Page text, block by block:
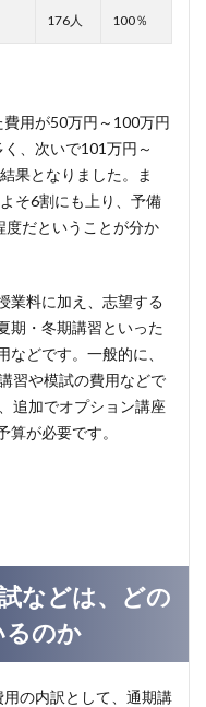
176人 100％
用が50万円～100万円
、次いで101万円～
果となりました。ま
そ6割にも上り、予備
だということが分か
業料に加え、志望する
期・冬期講習といった
どです。一般的に、
習や模試の費用などで
追加でオプション講座
が必要です。
などは、どの
るのか
の内訳として、通期講